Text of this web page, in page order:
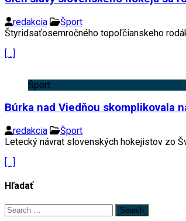
redakcia
Šport
Štyridsaťosemročného topoľčianskeho
[…]
Šport
Búrka nad Viedňou skomplikovala
redakcia
Šport
Letecký návrat slovenských hokejistov zo
[…]
Hľadať
Search